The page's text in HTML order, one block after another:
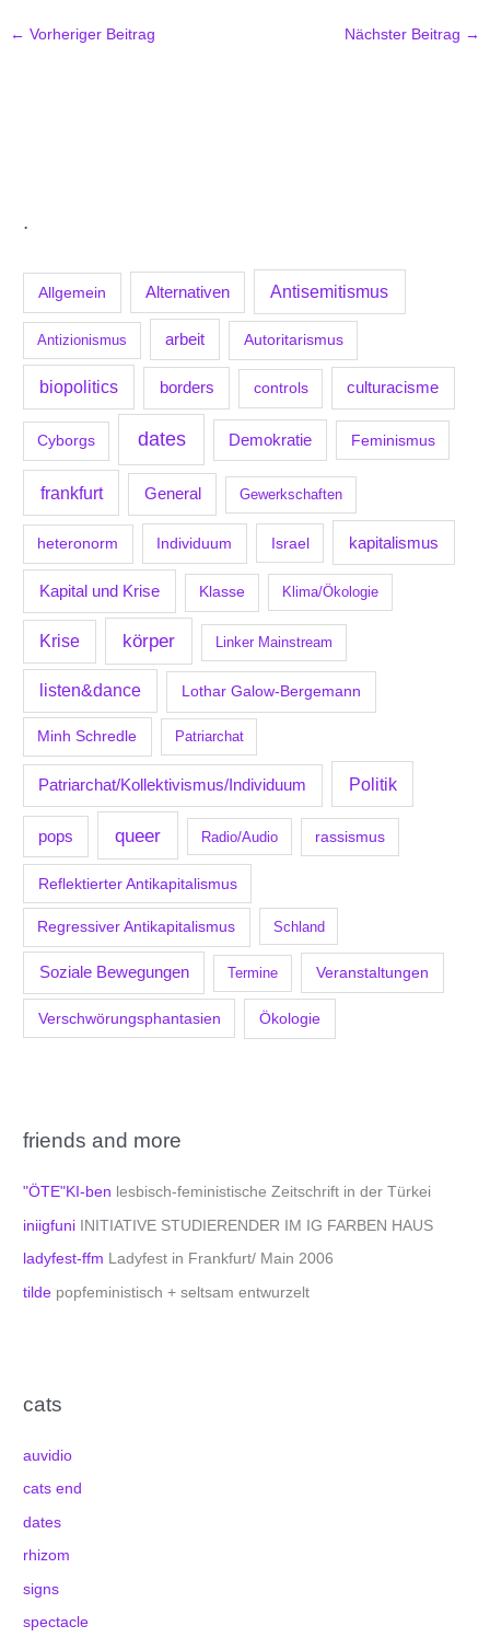
.
Allgemein Alternativen Antisemitismus
Antizionismus arbeit Autoritarismus
biopolitics borders controls culturacisme
Cyborgs dates Demokratie Feminismus
frankfurt General Gewerkschaften
heteronorm Individuum Israel kapitalismus
Kapital und Krise Klasse Klima/Ökologie
Krise körper Linker Mainstream
listen&dance Lothar Galow-Bergemann
Minh Schredle Patriarchat
Patriarchat/Kollektivismus/Individuum Politik
pops queer Radio/Audio rassismus
Reflektierter Antikapitalismus
Regressiver Antikapitalismus Schland
Soziale Bewegungen Termine Veranstaltungen
Verschwörungsphantasien Ökologie
friends and more
"ÖTE"KI-ben lesbisch-feministische Zeitschrift in der Türkei
iniigfuni INITIATIVE STUDIERENDER IM IG FARBEN HAUS
ladyfest-ffm Ladyfest in Frankfurt/ Main 2006
tilde popfeministisch + seltsam entwurzelt
cats
auvidio
cats end
dates
rhizom
signs
spectacle
← Vorheriger Beitrag Nächster Beitrag →